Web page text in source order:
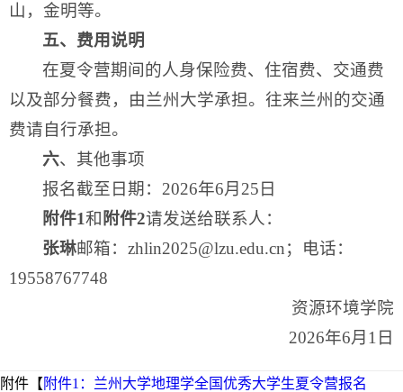
山，金明等。
五、费用说明
在夏令营期间的人身保险费、住宿费、交通费
以及部分餐费，由兰州大学承担。往来兰州的交通
费请自行承担。
六、其他事项
报名截至日期：2026年6月25日
附件1和 附件2请发送给联系人：
张琳邮箱：zhlin2025@lzu.edu.cn；电话：
19558767748
资源环境学院
2026年6月1日
附件【 附件1：兰州大学地理学全国优秀大学生夏令营报名